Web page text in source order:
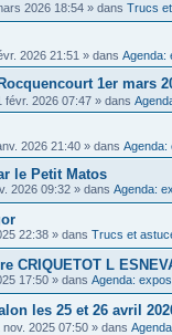
2026 18:54 » dans Trucs
2026 21:51 » dans Agenda:
1er mars
févr. 2026 07:47 » dans
2026 21:40 » dans Agenda:
le Petit Matos
2026 09:32 » dans Agenda:
22:38 » dans Trucs et
CRIQUETOT L
17:50 » dans Agenda:
les 25 et 26 avril
nov. 2025 07:50 » dans